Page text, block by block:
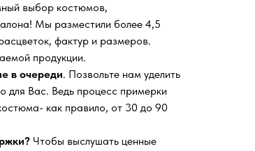
выбор костюмов,
Мы разместили более 4,5
фактур и размеров.
продукции.
в очереди. Позвольте нам уделить
для Вас. Ведь процесс примерки
как правило, от 30 до 90
Чтобы выслушать ценные